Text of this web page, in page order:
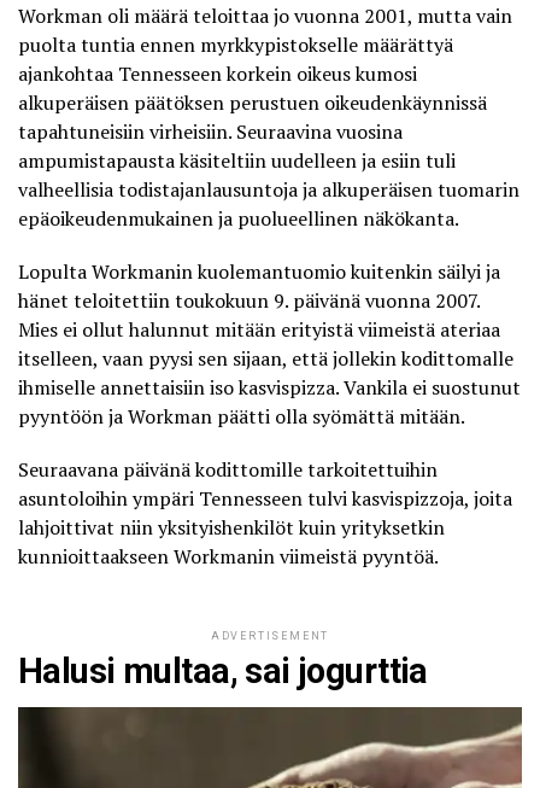
Workman oli määrä teloittaa jo vuonna 2001, mutta vain
puolta tuntia ennen myrkkypistokselle määrättyä
ajankohtaa Tennesseen korkein oikeus kumosi
alkuperäisen päätöksen perustuen oikeudenkäynnissä
tapahtuneisiin virheisiin. Seuraavina vuosina
ampumistapausta käsiteltiin uudelleen ja esiin tuli
valheellisia todistajanlausuntoja ja alkuperäisen tuomarin
epäoikeudenmukainen ja puolueellinen näkökanta.
Lopulta Workmanin kuolemantuomio kuitenkin säilyi ja
hänet teloitettiin toukokuun 9. päivänä vuonna 2007.
Mies ei ollut halunnut mitään erityistä viimeistä ateriaa
itselleen, vaan pyysi sen sijaan, että jollekin kodittomalle
ihmiselle annettaisiin iso kasvispizza. Vankila ei suostunut
pyyntöön ja Workman päätti olla syömättä mitään.
Seuraavana päivänä kodittomille tarkoitettuihin
asuntoloihin ympäri Tennesseen tulvi kasvispizzoja, joita
lahjoittivat niin yksityishenkilöt kuin yrityksetkin
kunnioittaakseen Workmanin viimeistä pyyntöä.
ADVERTISEMENT
Halusi multaa, sai jogurttia